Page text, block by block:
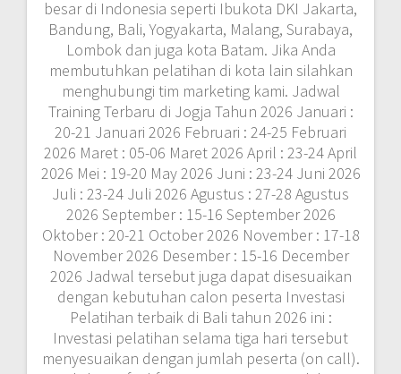
besar di Indonesia seperti Ibukota DKI Jakarta,
Bandung, Bali, Yogyakarta, Malang, Surabaya,
Lombok dan juga kota Batam. Jika Anda
membutuhkan pelatihan di kota lain silahkan
menghubungi tim marketing kami. Jadwal
Training Terbaru di Jogja Tahun 2026 Januari :
20-21 Januari 2026 Februari : 24-25 Februari
2026 Maret : 05-06 Maret 2026 April : 23-24 April
2026 Mei : 19-20 May 2026 Juni : 23-24 Juni 2026
Juli : 23-24 Juli 2026 Agustus : 27-28 Agustus
2026 September : 15-16 September 2026
Oktober : 20-21 October 2026 November : 17-18
November 2026 Desember : 15-16 December
2026 Jadwal tersebut juga dapat disesuaikan
dengan kebutuhan calon peserta Investasi
Pelatihan terbaik di Bali tahun 2026 ini :
Investasi pelatihan selama tiga hari tersebut
menyesuaikan dengan jumlah peserta (on call).